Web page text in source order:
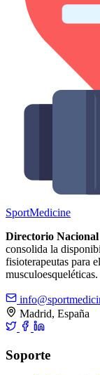
SportMedicine
Directorio
consolida la
fisioterapeutas para
musculoesqueléticas.
Madrid, España
Soporte